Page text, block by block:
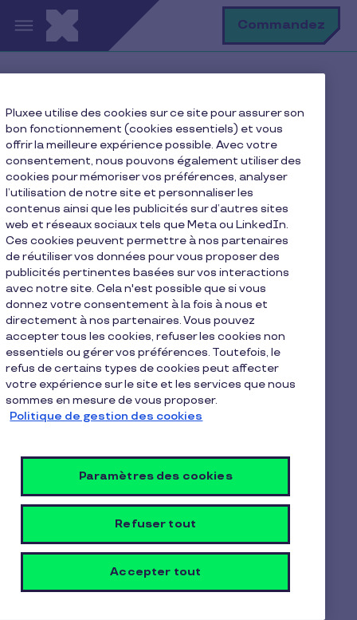
Aller au contenu principal Commandez
Plan du site
Entreprises
Carte pluxee
Carte Cadeau
Carte Habillement
Carte Loisir
Carte Repas
Chèque Cadeau
Qui sommes-nous ?- cloned
Commerçants
La Carte Pluxee
Pluxee utilise des cookies sur ce site pour assurer son
bon fonctionnement (cookies essentiels) et vous
offrir la meilleure expérience possible. Avec votre
consentement, nous pouvons également utiliser des
cookies pour mémoriser vos préférences, analyser
l’utilisation de notre site et personnaliser les
contenus ainsi que les publicités sur d’autres sites
web et réseaux sociaux tels que Meta ou LinkedIn.
Ces cookies peuvent permettre à nos partenaires
de réutiliser vos données pour vous proposer des
publicités pertinentes basées sur vos interactions
avec notre site. Cela n'est possible que si vous
donnez votre consentement à la fois à nous et
directement à nos partenaires. Vous pouvez
accepter tous les cookies, refuser les cookies non
essentiels ou gérer vos préférences. Toutefois, le
refus de certains types de cookies peut affecter
votre expérience sur le site et les services que nous
sommes en mesure de vous proposer.
Politique de gestion des cookies
Paramètres des cookies
Refuser tout
Accepter tout